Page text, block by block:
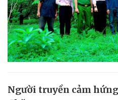
Người truyền cảm